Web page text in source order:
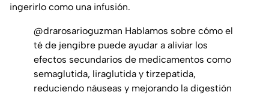
ingerirlo como una infusión.
@drarosarioguzman Hablamos sobre cómo el
té de jengibre puede ayudar a aliviar los
efectos secundarios de medicamentos como
semaglutida, liraglutida y tirzepatida,
reduciendo náuseas y mejorando la digestión